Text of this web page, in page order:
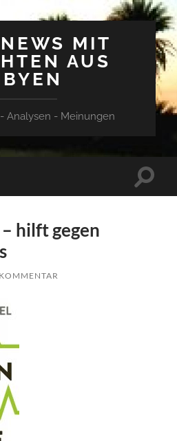
MIT
AUS
Analysen - Meinungen
hilft gegen